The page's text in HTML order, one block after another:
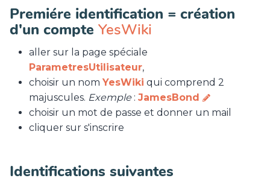
Premiére identification = création
d'un compte YesWiki
aller sur la page spéciale
ParametresUtilisateur,
choisir un nom YesWiki qui comprend 2
majuscules. Exemple : JamesBond
choisir un mot de passe et donner un mail
cliquer sur s'inscrire
Identifications suivantes